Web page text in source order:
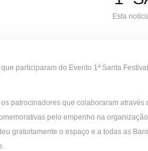
Esta
participaram do Evento 1ª Santa
patrocinadores que colaboraram através
pelo empenho na
gratuitamente o espaço e a todas as